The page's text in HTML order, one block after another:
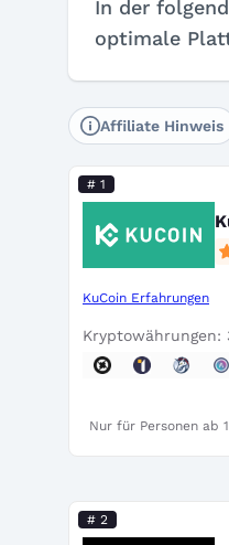
In der
optimale
Affiliate Hinweis
# 1
KuCoin Erfahrungen
Kryptowährungen:
Nur für Personen ab
# 2